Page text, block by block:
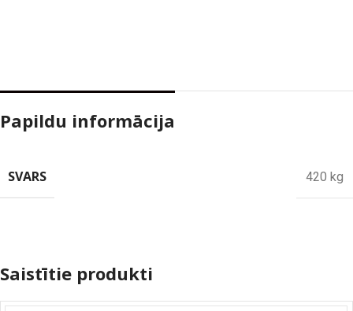
Papildu informācija
SVARS 420 kg
Saistītie produkti